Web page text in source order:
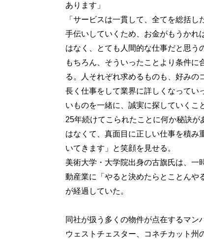
あります」
「サービスは一貫して、全てを総括
手伝いしていくため、お金がもうかれ
はなく、とても人間的な仕事だと思う
もちろん、そういったことより条件
る。人それぞれ求めるものも、好みの
長く仕事をして業界に詳しくなってい
いものを一緒に、誠実に探していくこ
25年続けてこられたことに何か秘訣
はなくて、真面目に正しい仕事を積み
いてきます」と笑顔を見せる。
美術大学・大学院出身の古旗氏は、一
動産業に「やると決めたらとことんや
が経過していた。
同社が扱う多くの物件が点在するマン
ウェストチェスター、コネチカット州